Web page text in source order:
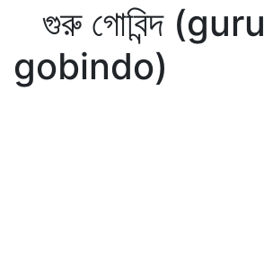
গুরু গোবিন্দ (guru
gobindo)